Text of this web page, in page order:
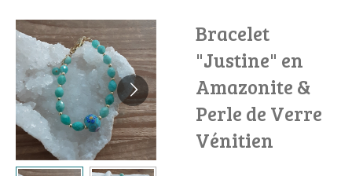
Bracelet
"Justine" en
Amazonite &
Perle de Verre
Vénitien